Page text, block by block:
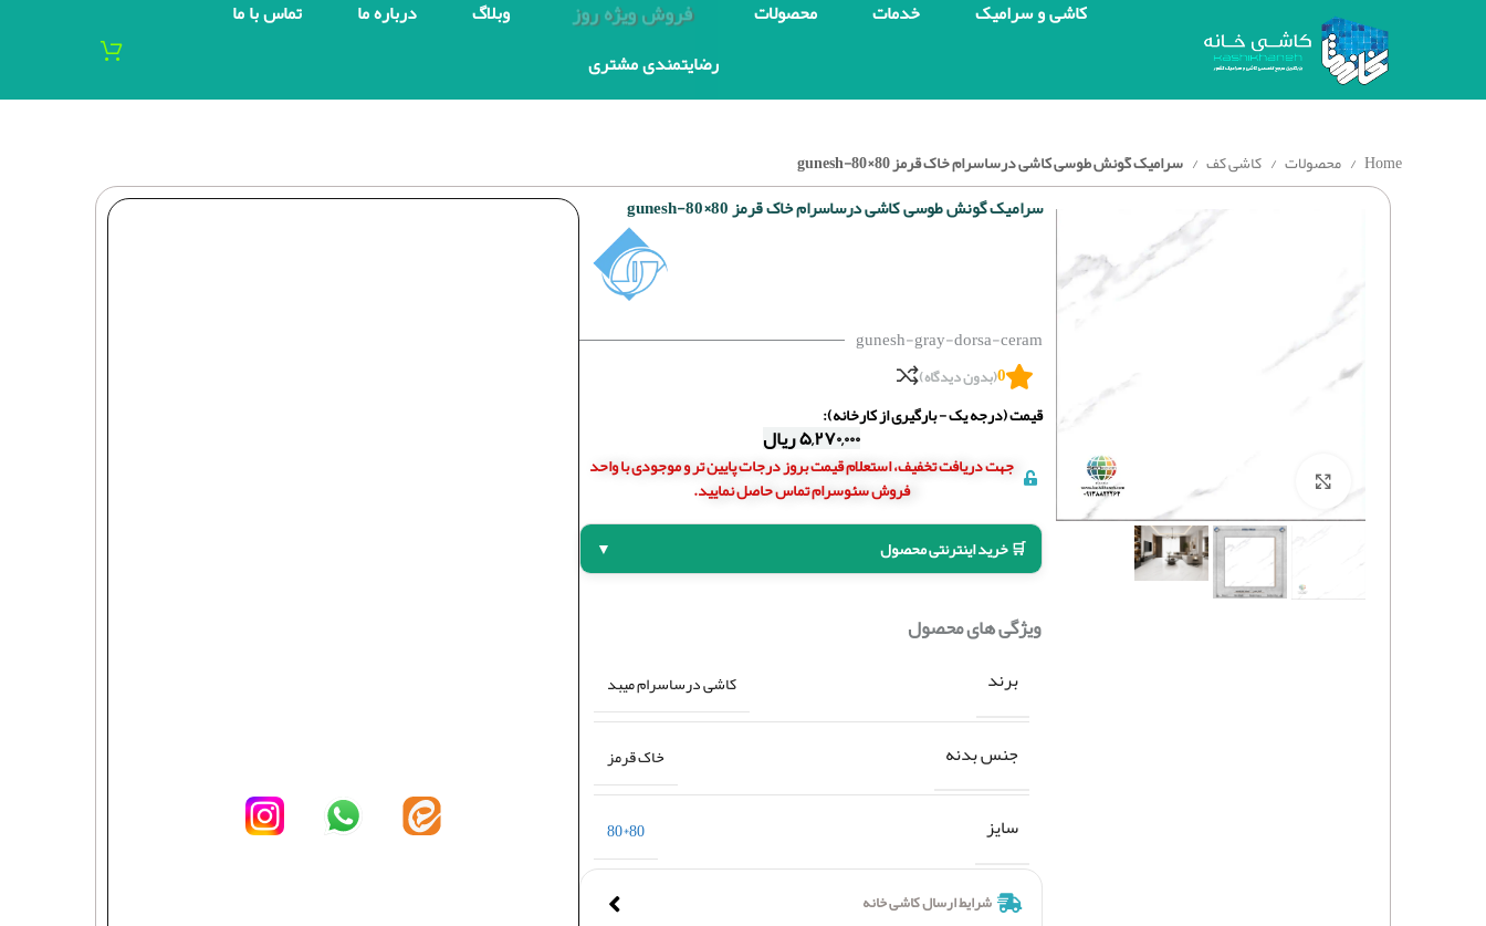
کاشی و سرامیک خدمات محصولات فروش ویژه روز وبلاگ درباره ما تماس با ما
رضایتمندی مشتری
Home محصولات کاشی کف سرامیک گونش طوسی کاشی درساسرام خاک قرمز 80×80-gunesh
سرامیک گونش طوسی کاشی درساسرام خاک قرمز 80×80-gunesh
gunesh-gray-dorsa-ceram
0(بدون دیدگاه)
قیمت (درجه یک - بارگیری از کارخانه):
۵,۲۷۰,۰۰۰ریال
جهت دریافت تخفیف، استعلام قیمت بروز درجات پایین تر و موجودی با واحد
فروش سئوسرام تماس حاصل نمایید.
🛒 خرید اینترنتی محصول
▼
ویژگی های محصول
برند کاشی درساسرام میبد
جنس بدنه خاک قرمز
سایز 80*80
شرایط ارسال کاشی خانه